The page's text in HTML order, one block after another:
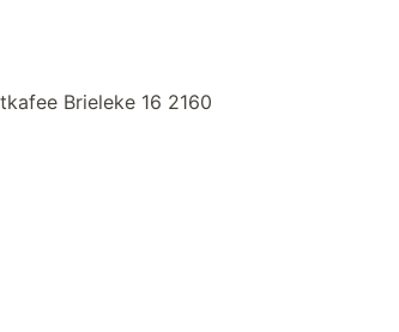
Brieleke 16 2160